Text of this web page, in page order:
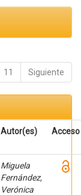
11 Siguiente
Autor(es) Acceso
Miguela
Fernández,
Verónica